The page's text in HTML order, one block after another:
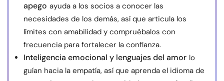
apego ayuda a los socios a conocer las
necesidades de los demás, así que articula los
límites con amabilidad y compruébalos con
frecuencia para fortalecer la confianza.
Inteligencia emocional y lenguajes del amor lo
guían hacia la empatía, así que aprenda el idioma de